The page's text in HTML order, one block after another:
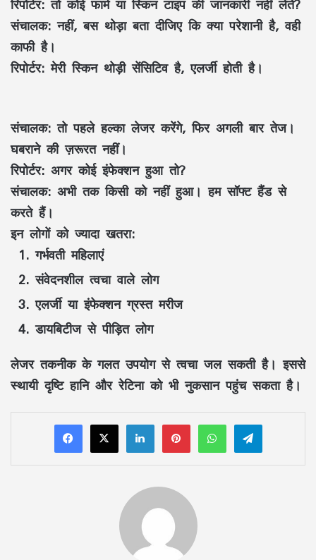
संचालक: नहीं, बस थोड़ा बता दीजिए कि क्या परेशानी है, वही
काफी है।
रिपोर्टर: मेरी स्किन थोड़ी सेंसिटिव है, एलर्जी होती है।
संचालक: तो पहले हल्का लेजर करेंगे, फिर अगली बार तेज।
घबराने की ज़रूरत नहीं।
रिपोर्टर: अगर कोई इंफेक्शन हुआ तो?
संचालक: अभी तक किसी को नहीं हुआ। हम सॉफ्ट हैंड से
करते हैं।
इन लोगों को ज्यादा खतरा:
गर्भवती महिलाएं
संवेदनशील त्वचा वाले लोग
एलर्जी या इंफेक्शन ग्रस्त मरीज
डायबिटीज से पीड़ित लोग
लेजर तकनीक के गलत उपयोग से त्वचा जल सकती है। इससे
स्थायी दृष्टि हानि और रेटिना को भी नुकसान पहुंच सकता है।
LinkedInPinterestWhatsAppTelegram